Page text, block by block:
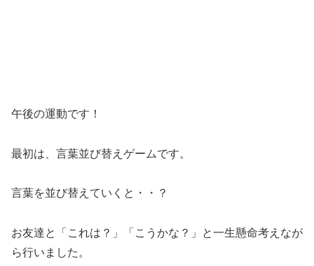
午後の運動です！
最初は、言葉並び替えゲームです。
言葉を並び替えていくと・・？
お友達と「これは？」「こうかな？」と一生懸命考えなが
ら行いました。